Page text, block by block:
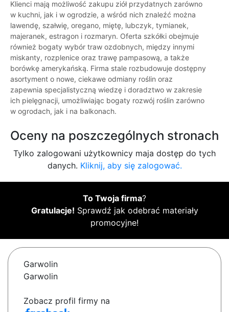
Klienci mają możliwość zakupu ziół przydatnych zarówno
w kuchni, jak i w ogrodzie, a wśród nich znaleźć można
lawendę, szałwię, oregano, miętę, lubczyk, tymianek,
majeranek, estragon i rozmaryn. Oferta szkółki obejmuje
również bogaty wybór traw ozdobnych, między innymi
miskanty, rozplenice oraz trawę pampasową, a także
borówkę amerykańską. Firma stale rozbudowuje dostępny
asortyment o nowe, ciekawe odmiany roślin oraz
zapewnia specjalistyczną wiedzę i doradztwo w zakresie
ich pielęgnacji, umożliwiając bogaty rozwój roślin zarówno
w ogrodach, jak i na balkonach.
Oceny na poszczególnych stronach
Tylko zalogowani użytkownicy maja dostęp do tych
danych. Kliknij, aby się zalogować.
To Twoja firma?
Gratulacje! Sprawdź jak odebrać materiały
promocyjne!
Garwolin
Garwolin
Zobacz profil firmy na